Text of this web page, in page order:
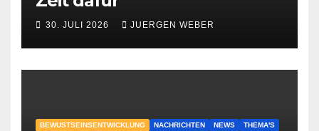
30. JULI 2026 JUERGEN WEBER
BEWUSTSEINSENTWICKLUNG NACHRICHTEN NEWS THEMA'S